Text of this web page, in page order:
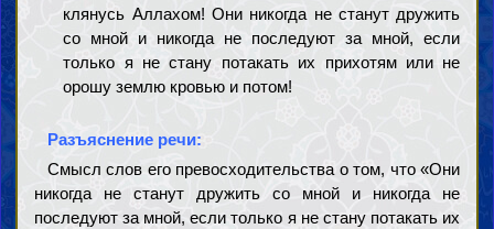
клянусь Аллахом! Они никогда не станут дружить
со мной и никогда не последуют за мной, если
только я не стану потакать их прихотям или не
орошу землю кровью и потом!
Разъяснение речи:
Смысл слов его превосходительства о том, что «Они
никогда не станут дружить со мной и никогда не
последуют за мной, если только я не стану потакать их